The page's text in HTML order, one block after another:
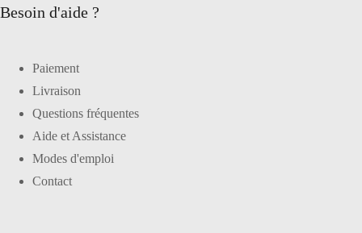
Besoin d'aide ?
Paiement
Livraison
Questions fréquentes
Aide et Assistance
Modes d'emploi
Contact